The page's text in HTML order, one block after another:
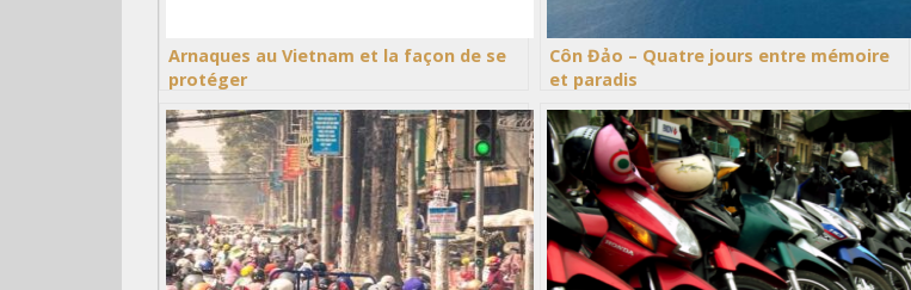
Arnaques au Vietnam et la façon de se
protéger
Côn Đảo – Quatre jours entre mémoire
et paradis